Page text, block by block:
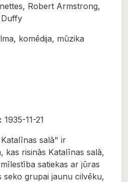
, Robert Armstrong,
, komēdija, mūzika
1935-11-21
salā" ir
kas risinās Katalīnas salā,
satiekas ar jūras
seko grupai jaunu cilvēku,